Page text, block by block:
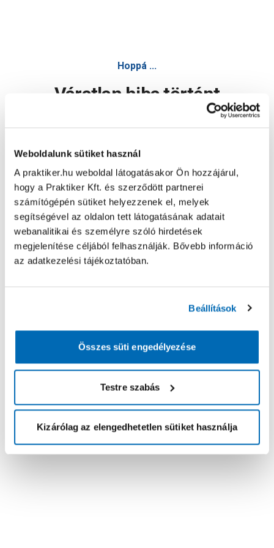
Weboldalunk sütiket használ
A praktiker.hu weboldal látogatásakor Ön hozzájárul,
hogy a Praktiker Kft. és szerződött partnerei
számítógépén sütiket helyezzenek el, melyek
segítségével az oldalon tett látogatásának adatait
webanalitikai és személyre szóló hirdetések
megjelenítése céljából felhasználják. Bővebb információ
az adatkezelési tájékoztatóban.
Beállítások
Összes süti engedélyezése
Testre szabás
Kizárólag az elengedhetetlen sütiket használja
Hoppá ...
Váratlan hiba történt
Oldal újratöltése